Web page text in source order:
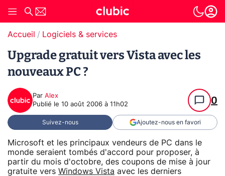
Accueil Logiciels & services
Upgrade gratuit vers Vista avec les
nouveaux PC ?
Par Alex
Publié le 10 août 2006 à 11h02 0
Suivez-nous Ajoutez-nous en favori
Microsoft et les principaux vendeurs de PC dans le
monde seraient tombés d'accord pour proposer, à
partir du mois d'octobre, des coupons de mise à jour
gratuite vers Windows Vista avec les derniers